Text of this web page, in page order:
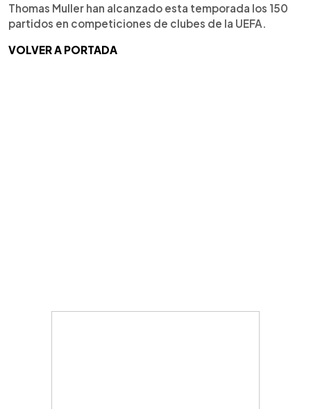
Thomas Muller han alcanzado esta temporada los 150
partidos en competiciones de clubes de la UEFA.
VOLVER A PORTADA